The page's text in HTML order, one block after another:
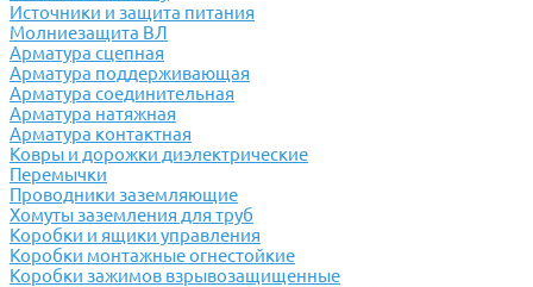
Источники и защита питания
Молниезащита ВЛ
Арматура сцепная
Арматура поддерживающая
Арматура соединительная
Арматура натяжная
Арматура контактная
Ковры и дорожки диэлектрические
Перемычки
Проводники заземляющие
Хомуты заземления для труб
Коробки и ящики управления
Коробки монтажные огнестойкие
Коробки зажимов взрывозащищенные